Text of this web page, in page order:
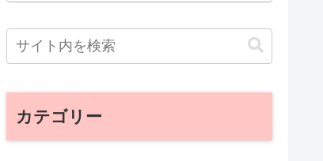
カテゴリー